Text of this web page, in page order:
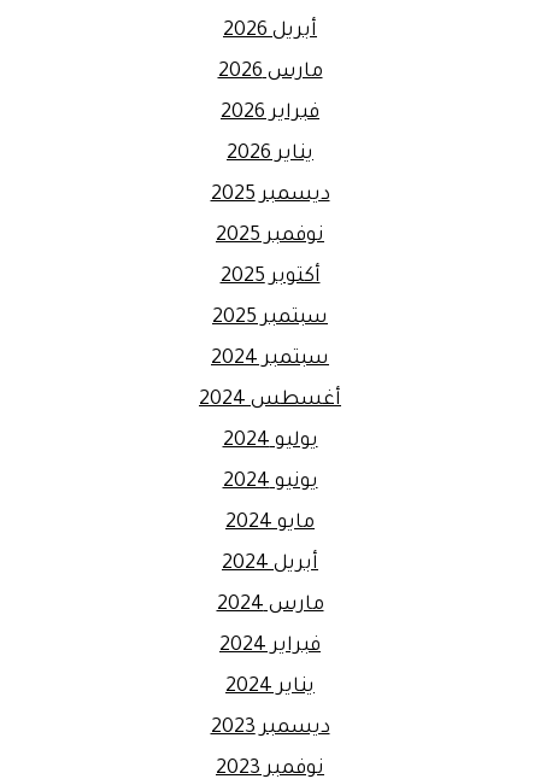
أبريل 2026
مارس 2026
فبراير 2026
يناير 2026
ديسمبر 2025
نوفمبر 2025
أكتوبر 2025
سبتمبر 2025
سبتمبر 2024
أغسطس 2024
يوليو 2024
يونيو 2024
مايو 2024
أبريل 2024
مارس 2024
فبراير 2024
يناير 2024
ديسمبر 2023
نوفمبر 2023